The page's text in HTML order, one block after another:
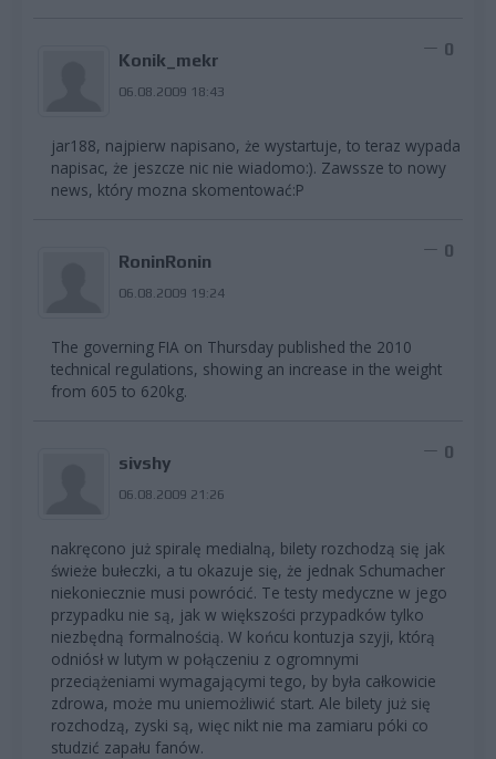
Konik_mekr
06.08.2009 18:43
0
jar188, najpierw napisano, że wystartuje, to teraz wypada
napisac, że jeszcze nic nie wiadomo:). Zawssze to nowy
news, który mozna skomentować:P
RoninRonin
06.08.2009 19:24
0
The governing FIA on Thursday published the 2010
technical regulations, showing an increase in the weight
from 605 to 620kg.
sivshy
06.08.2009 21:26
0
nakręcono już spiralę medialną, bilety rozchodzą się jak
świeże bułeczki, a tu okazuje się, że jednak Schumacher
niekoniecznie musi powrócić. Te testy medyczne w jego
przypadku nie są, jak w większości przypadków tylko
niezbędną formalnością. W końcu kontuzja szyji, którą
odniósł w lutym w połączeniu z ogromnymi
przeciążeniami wymagającymi tego, by była całkowicie
zdrowa, może mu uniemożliwić start. Ale bilety już się
rozchodzą, zyski są, więc nikt nie ma zamiaru póki co
studzić zapału fanów.